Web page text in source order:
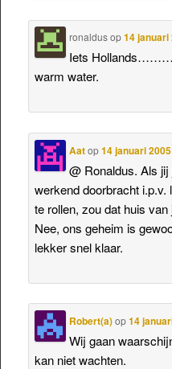
ronaldusop14 januari
Iets Hollands………
warm water.
Aatop14 januari
@ Ronaldus. Als
werkend doorbracht
te rollen, zou dat huis
Nee, ons geheim is
lekker snel klaar.
Robert(a)op14
Wij gaan
kan niet wachten.